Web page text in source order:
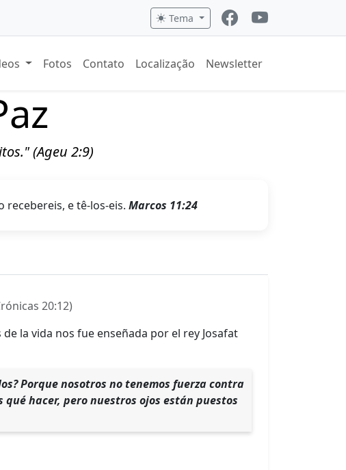
Tema
Fotos Contato Localização Newsletter
(Ageu 2:9)
recebereis, e tê-los-eis. Marcos 11:24
20:12)
la vida nos fue enseñada por el rey Josafat
Porque nosotros no tenemos fuerza contra
hacer, pero nuestros ojos están puestos